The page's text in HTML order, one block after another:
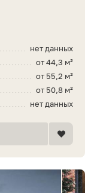
нет данных
от 44,3 м²
от 55,2 м²
от 50,8 м²
нет данных